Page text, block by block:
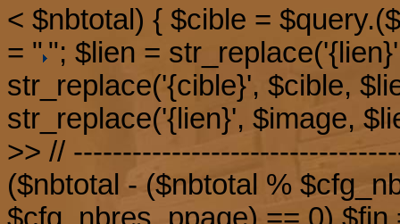
< $nbtotal) { $cible =
= " "; $lien =
str_replace('{cible}', $cible,
str_replace('{lien}', $image,
>> //
($nbtotal - ($nbtotal %